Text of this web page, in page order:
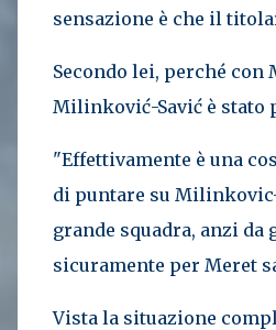
sensazione è che il
Secondo lei, perché
Milinković-Savić è stato
"Effettivamente è una
di puntare su
grande squadra, anzi
sicuramente per Meret
Vista la situazione